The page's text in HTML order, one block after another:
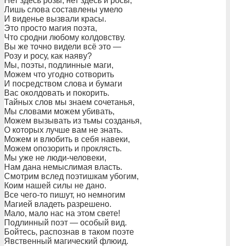
Лишь слова составлены умело
И виденье вызвали красы.
Это просто магия поэта,
Что сродни любому колдовству.
Вы же точно видели всё это —
Розу и росу, как наяву?
Мы, поэты, подлинные маги,
Можем что угодно сотворить
И посредством слова и бумаги
Вас околдовать и покорить.
Тайных слов мы знаем сочетанья,
Мы словами можем убивать,
Можем вызывать из тьмы созданья,
О которых лучше вам не знать.
Можем и влюбить в себя навеки,
Можем опозорить и проклясть.
Мы уже не люди-человеки,
Нам дана немыслимая власть.
Смотрим вслед поэтишкам убогим,
Коим нашей силы не дано.
Все чего-то пишут, но немногим
Магией владеть разрешено.
Мало, мало нас на этом свете!
Подлинный поэт — особый вид.
Бойтесь, распознав в таком поэте
Явственный магический флюид.